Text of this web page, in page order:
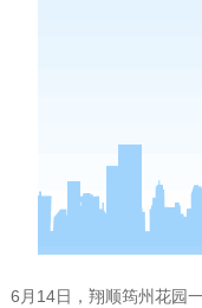
6月14日，翔顺筠州花园